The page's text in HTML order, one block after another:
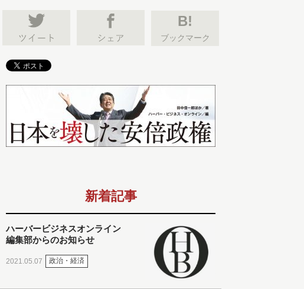
B!
ブックマーク
新着記事
ハーバービジネスオンライン
編集部からのお知らせ
2021.05.07 政治・経済